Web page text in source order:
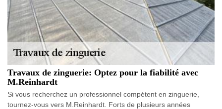
Travaux de zinguerie: Optez pour la fiabilité avec
M.Reinhardt
Si vous recherchez un professionnel compétent en zinguerie,
tournez-vous vers M.Reinhardt. Forts de plusieurs années